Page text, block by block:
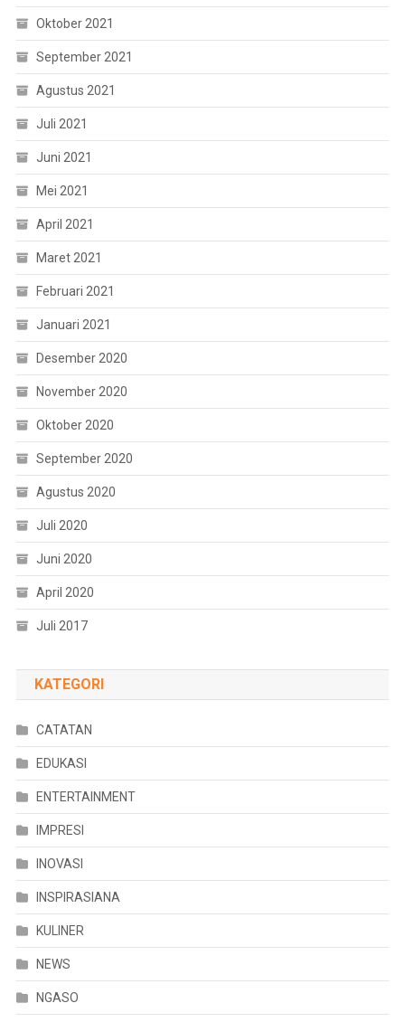
Oktober 2021
September 2021
Agustus 2021
Juli 2021
Juni 2021
Mei 2021
April 2021
Maret 2021
Februari 2021
Januari 2021
Desember 2020
November 2020
Oktober 2020
September 2020
Agustus 2020
Juli 2020
Juni 2020
April 2020
Juli 2017
KATEGORI
CATATAN
EDUKASI
ENTERTAINMENT
IMPRESI
INOVASI
INSPIRASIANA
KULINER
NEWS
NGASO